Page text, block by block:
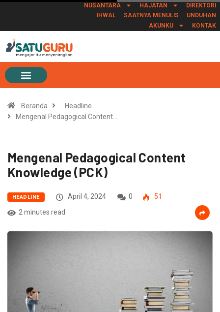
NUSANTARA HAJATAN
DIREKTORI
IHWAL
SAATNYA MENULIS
UNDUHAN
AKUNKU
KONTAK
Beranda
Headline
Mengenal Pedagogical Content…
Mengenal Pedagogical Content
Knowledge (PCK)
HEADLINE April 4, 2024 0
51
2 minutes read